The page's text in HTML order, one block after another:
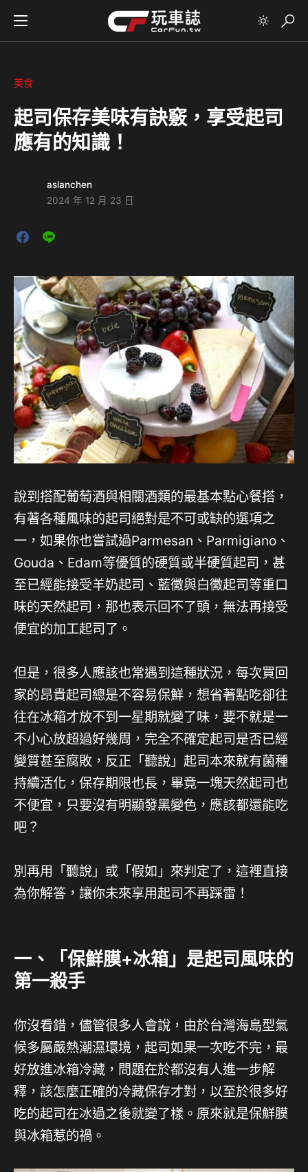
美食
起司保存美味有訣竅，享受起司
應有的知識！
aslanchen
2024 年 12 月 23 日
說到搭配葡萄酒與相關酒類的最基本點心餐搭，
有著各種風味的起司絕對是不可或缺的選項之
一，如果你也嘗試過Parmesan、Parmigiano、
Gouda、Edam等優質的硬質或半硬質起司，甚
至已經能接受羊奶起司、藍黴與白黴起司等重口
味的天然起司，那也表示回不了頭，無法再接受
便宜的加工起司了。
但是，很多人應該也常遇到這種狀況，每次買回
家的昂貴起司總是不容易保鮮，想省著點吃卻往
往在冰箱才放不到一星期就變了味，要不就是一
不小心放超過好幾周，完全不確定起司是否已經
變質甚至腐敗，反正「聽說」起司本來就有菌種
持續活化，保存期限也長，畢竟一塊天然起司也
不便宜，只要沒有明顯發黑變色，應該都還能吃
吧？
別再用「聽說」或「假如」來判定了，這裡直接
為你解答，讓你未來享用起司不再踩雷！
一、「保鮮膜+冰箱」是起司風味的
第一殺手
你沒看錯，儘管很多人會說，由於台灣海島型氣
候多屬嚴熱潮濕環境，起司如果一次吃不完，最
好放進冰箱冷藏，問題在於都沒有人進一步解
釋，該怎麼正確的冷藏保存才對，以至於很多好
吃的起司在冰過之後就變了樣。原來就是保鮮膜
與冰箱惹的禍。